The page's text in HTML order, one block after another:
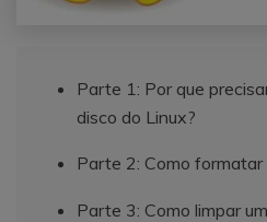
Parte 1: Por que
disco do Linux?
Parte 2: Como formatar
Parte 3: Como limpar